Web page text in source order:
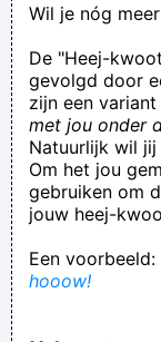
Wil je nóg
De "Heej-
gevolgd door
zijn een
met jou onder
Natuurlijk wil
Om het jou
gebruiken om
jouw heej-
Een voorbeeld:
hooow!